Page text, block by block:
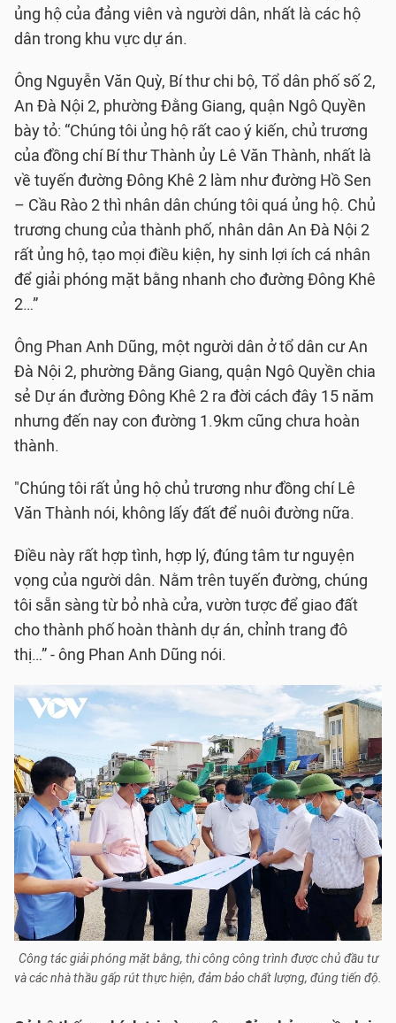
ủng hộ của đảng viên và người dân, nhất là các hộ
dân trong khu vực dự án.
Ông Nguyễn Văn Quỳ, Bí thư chi bộ, Tổ dân phố số 2,
An Đà Nội 2, phường Đằng Giang, quận Ngô Quyền
bày tỏ: “Chúng tôi ủng hộ rất cao ý kiến, chủ trương
của đồng chí Bí thư Thành ủy Lê Văn Thành, nhất là
về tuyến đường Đông Khê 2 làm như đường Hồ Sen
– Cầu Rào 2 thì nhân dân chúng tôi quá ủng hộ. Chủ
trương chung của thành phố, nhân dân An Đà Nội 2
rất ủng hộ, tạo mọi điều kiện, hy sinh lợi ích cá nhân
để giải phóng mặt bằng nhanh cho đường Đông Khê
2…”
Ông Phan Anh Dũng, một người dân ở tổ dân cư An
Đà Nội 2, phường Đằng Giang, quận Ngô Quyền chia
sẻ Dự án đường Đông Khê 2 ra đời cách đây 15 năm
nhưng đến nay con đường 1.9km cũng chưa hoàn
thành.
"Chúng tôi rất ủng hộ chủ trương như đồng chí Lê
Văn Thành nói, không lấy đất để nuôi đường nữa.
Điều này rất hợp tình, hợp lý, đúng tâm tư nguyện
vọng của người dân. Nằm trên tuyến đường, chúng
tôi sẵn sàng từ bỏ nhà cửa, vườn tược để giao đất
cho thành phố hoàn thành dự án, chỉnh trang đô
thị…” - ông Phan Anh Dũng nói.
Công tác giải phóng mặt bằng, thi công công trình được chủ đầu tư
và các nhà thầu gấp rút thực hiện, đảm bảo chất lượng, đúng tiến độ.